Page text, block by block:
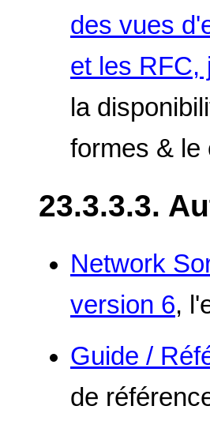
des vues
et les RFC,
la
formes & le
23.3.3.3.
Network
version 6,
Guide /
de